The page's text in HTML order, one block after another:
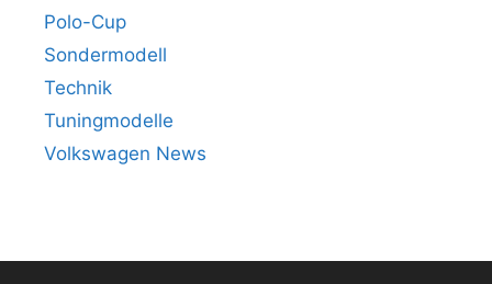
Polo-Cup
Sondermodell
Technik
Tuningmodelle
Volkswagen News